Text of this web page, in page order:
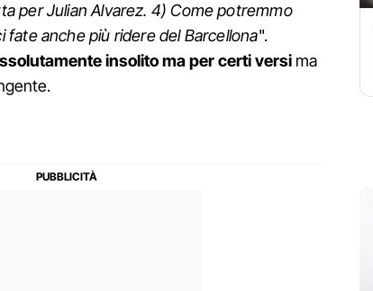
per Julian Alvarez. 4) Come potremmo
fate anche più ridere del Barcellona".
insolito ma per certi versi ma